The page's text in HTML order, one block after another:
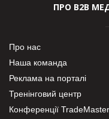
ПРО В2В
Про нас
Наша команда
Реклама на порталі
Тренінговий центр
Конференції TradeMaster